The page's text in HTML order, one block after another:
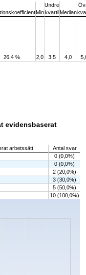
Min
Undre
kvartilMedian
26,4 % 2,0 3,5 4,0
evidensbaserat
arbetssätt.
Antal svar
0 (0,0%)
0 (0,0%)
2 (20,0%)
3 (30,0%)
5 (50,0%)
10 (100,0%)